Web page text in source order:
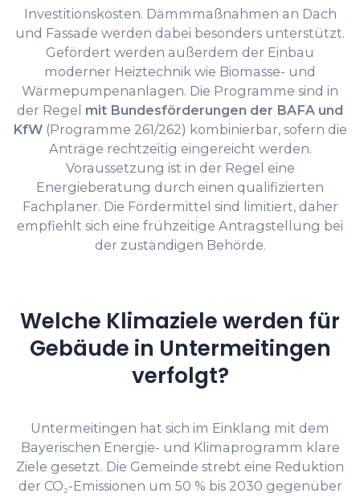
Investitionskosten. Dämmmaßnahmen an Dach
und Fassade werden dabei besonders unterstützt.
Gefördert werden außerdem der Einbau
moderner Heiztechnik wie Biomasse- und
Wärmepumpenanlagen. Die Programme sind in
der Regel mit Bundesförderungen der BAFA und
KfW (Programme 261/262) kombinierbar, sofern die
Anträge rechtzeitig eingereicht werden.
Voraussetzung ist in der Regel eine
Energieberatung durch einen qualifizierten
Fachplaner. Die Fördermittel sind limitiert, daher
empfiehlt sich eine frühzeitige Antragstellung bei
der zuständigen Behörde.
Welche Klimaziele werden für
Gebäude in Untermeitingen
verfolgt?
Untermeitingen hat sich im Einklang mit dem
Bayerischen Energie- und Klimaprogramm klare
Ziele gesetzt. Die Gemeinde strebt eine Reduktion
der CO₂-Emissionen um 50 % bis 2030 gegenüber